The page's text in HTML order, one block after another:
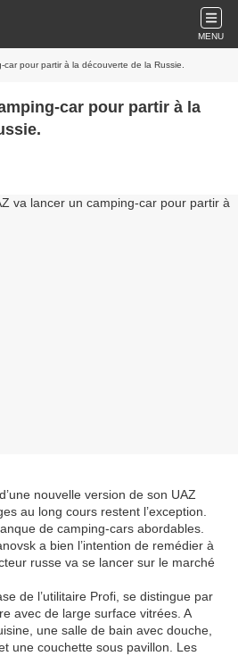
MENU
pour partir à la découverte de la Russie.
car pour partir à la
nouvelle version de son UAZ
au long cours restent l’exception.
de camping-cars abordables.
a bien l’intention de remédier à
russe va se lancer sur le marché
de l’utilitaire Profi, se distingue par
avec de large surface vitrées. A
une salle de bain avec douche,
une couchette sous pavillon. Les